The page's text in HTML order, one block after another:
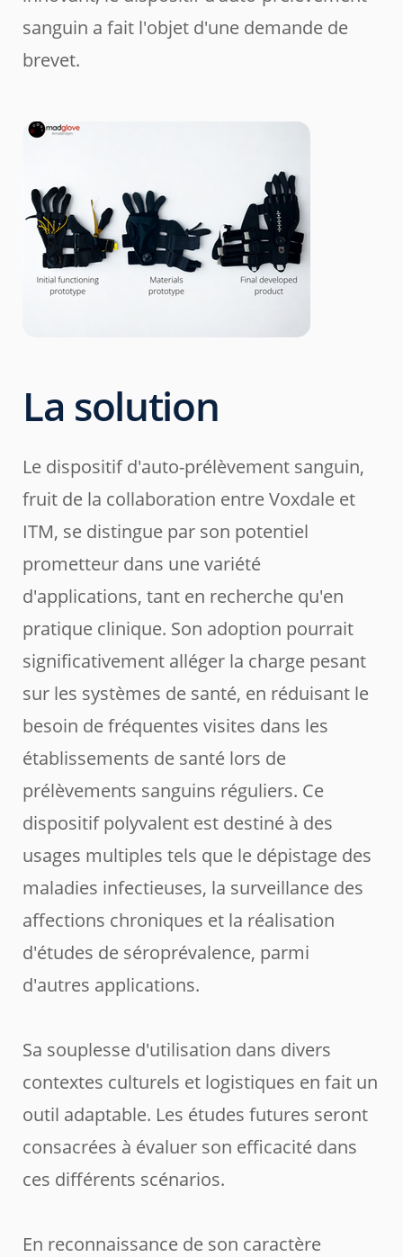
sanguin a fait l'objet d'une demande de
brevet.
La solution
Le dispositif d'auto-prélèvement sanguin,
fruit de la collaboration entre Voxdale et
ITM, se distingue par son potentiel
prometteur dans une variété
d'applications, tant en recherche qu'en
pratique clinique. Son adoption pourrait
significativement alléger la charge pesant
sur les systèmes de santé, en réduisant le
besoin de fréquentes visites dans les
établissements de santé lors de
prélèvements sanguins réguliers. Ce
dispositif polyvalent est destiné à des
usages multiples tels que le dépistage des
maladies infectieuses, la surveillance des
affections chroniques et la réalisation
d'études de séroprévalence, parmi
d'autres applications.
Sa souplesse d'utilisation dans divers
contextes culturels et logistiques en fait un
outil adaptable. Les études futures seront
consacrées à évaluer son efficacité dans
ces différents scénarios.
En reconnaissance de son caractère